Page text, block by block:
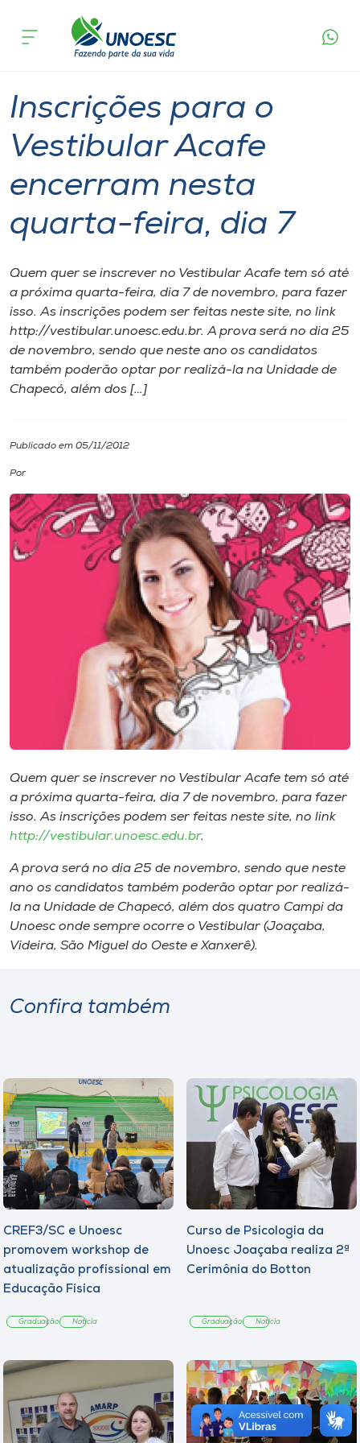
Cursos
Pesquisa
Atendimento ao Estudante
Portal de Ensino
A
Unoesc
Internacionalização
I.nova
Diplomados
Cultura
CPA
Unoesc
Store
Selecione
o idioma
acontece
Inscrições para o
Vestibular Acafe
encerram nesta
quarta-feira, dia 7
Quem quer se inscrever no Vestibular Acafe tem só até
a próxima quarta-feira, dia 7 de novembro, para fazer
isso. As inscrições podem ser feitas neste site, no link
http://vestibular.unoesc.edu.br. A prova será no dia 25
de novembro, sendo que neste ano os candidatos
também poderão optar por realizá-la na Unidade de
Chapecó, além dos […]
Publicado em 05/11/2012
Por
Quem quer se inscrever no Vestibular Acafe tem só até
a próxima quarta-feira, dia 7 de novembro, para fazer
isso. As inscrições podem ser feitas neste site, no link
http://vestibular.unoesc.edu.br.
A prova será no dia 25 de novembro, sendo que neste
ano os candidatos também poderão optar por realizá-
la na Unidade de Chapecó, além dos quatro Campi da
Unoesc onde sempre ocorre o Vestibular (Joaçaba,
Videira, São Miguel do Oeste e Xanxerê).
Confira também
CREF3/SC e Unoesc
promovem workshop de
atualização profissional em
Educação Física
Graduação Notícia
Curso de Psicologia da
Unoesc Joaçaba realiza 2ª
Cerimônia do Botton
Graduação Notícia